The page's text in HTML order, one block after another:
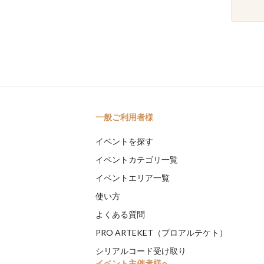
一般ご利用者様
イベントを探す
イベントカテゴリ一覧
イベントエリア一覧
使い方
よくある質問
PRO ARTEKET（プロアルテケト）
シリアルコード受け取り